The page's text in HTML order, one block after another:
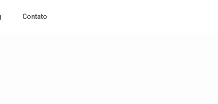
Contato